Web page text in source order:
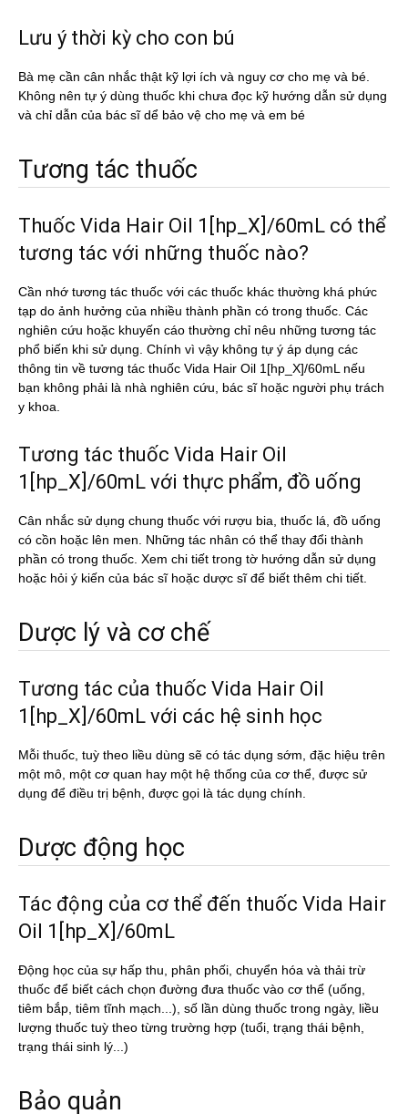
Lưu ý thời kỳ cho con bú
Bà mẹ cần cân nhắc thật kỹ lợi ích và nguy cơ cho mẹ và bé.
Không nên tự ý dùng thuốc khi chưa đọc kỹ hướng dẫn sử dụng
và chỉ dẫn của bác sĩ dể bảo vệ cho mẹ và em bé
Tương tác thuốc
Thuốc Vida Hair Oil 1[hp_X]/60mL có thể
tương tác với những thuốc nào?
Cần nhớ tương tác thuốc với các thuốc khác thường khá phức
tạp do ảnh hưởng của nhiều thành phần có trong thuốc. Các
nghiên cứu hoặc khuyến cáo thường chỉ nêu những tương tác
phổ biến khi sử dụng. Chính vì vậy không tự ý áp dụng các
thông tin về tương tác thuốc Vida Hair Oil 1[hp_X]/60mL nếu
bạn không phải là nhà nghiên cứu, bác sĩ hoặc người phụ trách
y khoa.
Tương tác thuốc Vida Hair Oil
1[hp_X]/60mL với thực phẩm, đồ uống
Cân nhắc sử dụng chung thuốc với rượu bia, thuốc lá, đồ uống
có cồn hoặc lên men. Những tác nhân có thể thay đổi thành
phần có trong thuốc. Xem chi tiết trong tờ hướng dẫn sử dụng
hoặc hỏi ý kiến của bác sĩ hoặc dược sĩ để biết thêm chi tiết.
Dược lý và cơ chế
Tương tác của thuốc Vida Hair Oil
1[hp_X]/60mL với các hệ sinh học
Mỗi thuốc, tuỳ theo liều dùng sẽ có tác dụng sớm, đặc hiệu trên
một mô, một cơ quan hay một hệ thống của cơ thể, được sử
dụng để điều trị bệnh, được gọi là tác dụng chính.
Dược động học
Tác động của cơ thể đến thuốc Vida Hair
Oil 1[hp_X]/60mL
Động học của sự hấp thu, phân phối, chuyển hóa và thải trừ
thuốc để biết cách chọn đường đưa thuốc vào cơ thể (uống,
tiêm bắp, tiêm tĩnh mạch...), số lần dùng thuốc trong ngày, liều
lượng thuốc tuỳ theo từng trường hợp (tuổi, trạng thái bệnh,
trạng thái sinh lý...)
Bảo quản